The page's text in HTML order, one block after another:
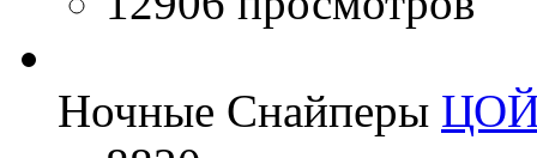
Ночные Снайперы